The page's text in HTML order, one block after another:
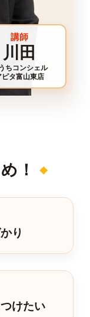
講師
川田
ちコンシェル
ピタ富山東店
！
り
けたい